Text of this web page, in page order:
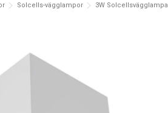
Solcells-vägglampor 3W